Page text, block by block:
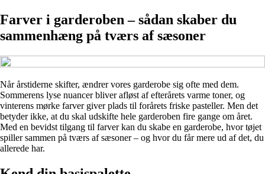
Farver i garderoben – sådan skaber du
sammenhæng på tværs af sæsoner
Når årstiderne skifter, ændrer vores garderobe sig ofte med dem.
Sommerens lyse nuancer bliver afløst af efterårets varme toner, og
vinterens mørke farver giver plads til forårets friske pasteller. Men det
betyder ikke, at du skal udskifte hele garderoben fire gange om året.
Med en bevidst tilgang til farver kan du skabe en garderobe, hvor tøjet
spiller sammen på tværs af sæsoner – og hvor du får mere ud af det, du
allerede har.